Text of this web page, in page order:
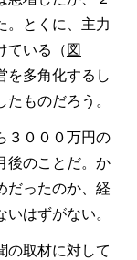
。とくに、主力
ている（ 図
を多角化するし
ものだろう。
３０００万円の
後のことだ。か
だったのか、経
はずがない。
の取材に対して